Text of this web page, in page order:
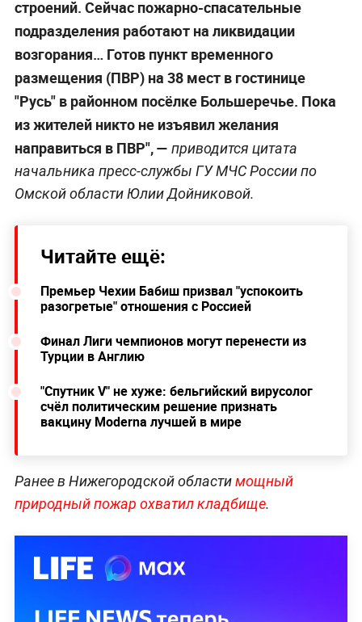
строений. Сейчас пожарно-спасательные
подразделения работают на ликвидации
возгорания… Готов пункт временного
размещения (ПВР) на 38 мест в гостинице
"Русь" в районном посёлке Большеречье. Пока
из жителей никто не изъявил желания
направиться в ПВР", — приводится цитата
начальника пресс-службы ГУ МЧС России по
Омской области Юлии Дойниковой.
Читайте ещё:
Премьер Чехии Бабиш призвал "успокоить
разогретые" отношения с Россией
Финал Лиги чемпионов могут перенести из
Турции в Англию
"Спутник V" не хуже: бельгийский вирусолог
счёл политическим решение признать
вакцину Moderna лучшей в мире
Ранее в Нижегородской областимощный
природный пожар охватил кладбище.